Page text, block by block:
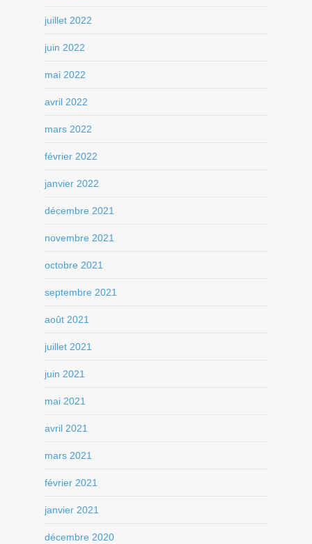
juillet 2022
juin 2022
mai 2022
avril 2022
mars 2022
février 2022
janvier 2022
décembre 2021
novembre 2021
octobre 2021
septembre 2021
août 2021
juillet 2021
juin 2021
mai 2021
avril 2021
mars 2021
février 2021
janvier 2021
décembre 2020